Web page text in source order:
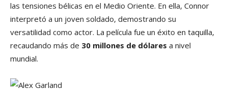
las tensiones bélicas en el Medio Oriente. En ella, Connor
interpretó a un joven soldado, demostrando su
versatilidad como actor. La película fue un éxito en taquilla,
recaudando más de 30 millones de dólares a nivel
mundial.